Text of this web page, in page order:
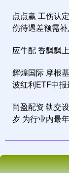
点点赢 工伤认
伤待遇差额需补
应牛配 香飘飘
辉煌国际 摩根
波红利ETF中
尚盈配资 轨交
岁 为行业内最